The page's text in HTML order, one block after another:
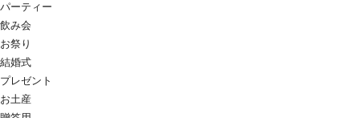
パーティー
飲み会
お祭り
結婚式
プレゼント
お土産